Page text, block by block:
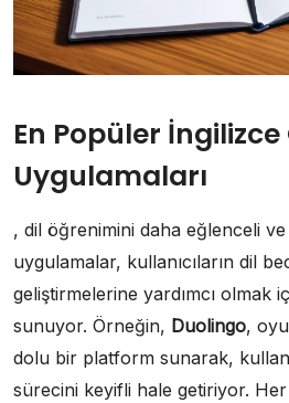
En Popüler
Uygulamaları
, dil öğrenimini daha eğlenceli
uygulamalar, kullanıcıların dil
geliştirmelerine yardımcı olmak
sunuyor. Örneğin, Duolingo,
dolu bir platform sunarak,
sürecini keyifli hale getiriyor.